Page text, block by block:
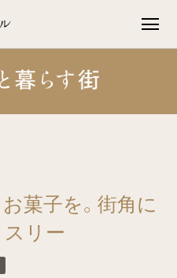
菓子を。街角に
リー